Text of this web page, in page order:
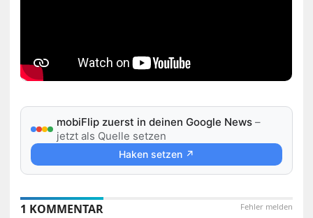
mobiFlip zuerst in deinen Google News –
jetzt als Quelle setzen
Haken setzen ↗
Fehler melden
1 KOMMENTAR